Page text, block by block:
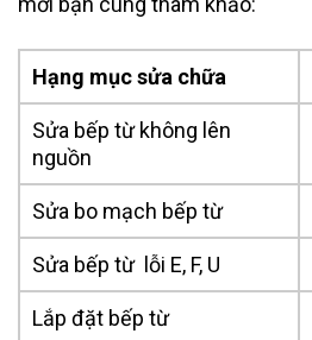
Hạng mục sửa chữa
Sửa bếp từ không lên
nguồn
Sửa bo mạch bếp từ
Sửa bếp từ lỗi E, F, U
Lắp đặt bếp từ